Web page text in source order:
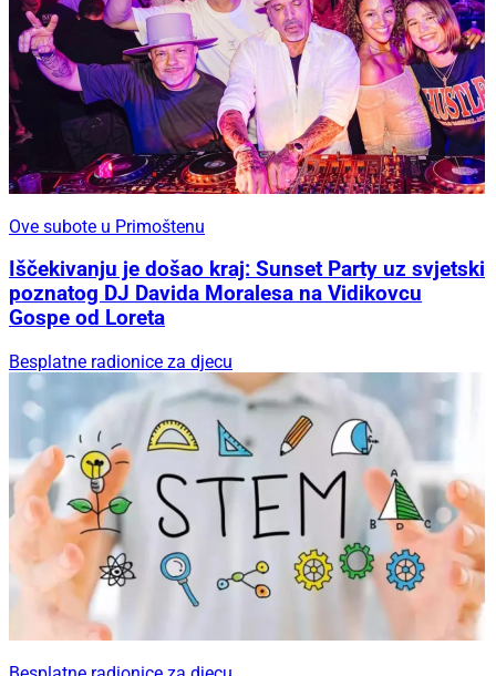
Ove subote u Primoštenu
Iščekivanju je došao kraj: Sunset Party uz svjetski
poznatog DJ Davida Moralesa na Vidikovcu
Gospe od Loreta
Besplatne radionice za djecu